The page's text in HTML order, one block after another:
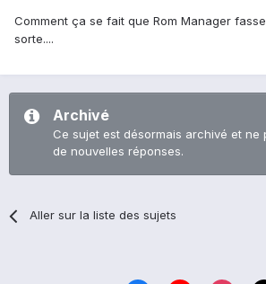
Comment ça se fait que Rom Manager
sorte....
Archivé
Ce sujet est désormais archivé et ne
de nouvelles réponses.
Aller sur la liste des sujets